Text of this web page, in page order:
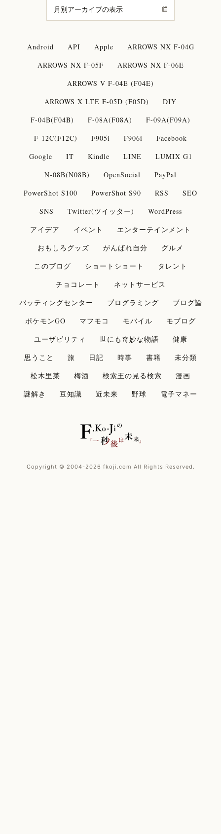
Android API Apple
ARROWS NX F-04G
ARROWS NX F-05F
ARROWS NX F-06E
ARROWS V F-04E (F04E)
ARROWS X LTE F-05D (F05D)
DIY
F-04B(F04B)
F-08A(F08A)
F-09A(F09A)
F-12C(F12C)
F905i F906i
Facebook
Google
IT Kindle LINE
LUMIX G1
N-08B(N08B)
OpenSocial
PayPal
PowerShot S100
PowerShot S90 RSS
SEO
SNS
Twitter(ツイッター)
WordPress
アイデア
イベント
エンターテインメント
おもしろグッズ
がんばれ自分
グルメ
このブログ
ショートショート
タレント
チョコレート
ネットサービス
バッティングセンター
プログラミング
ブログ論
ポケモンGO
マフモコ モバイル
モブログ
ユーザビリティ
世にも奇妙な物語
健康
思うこと
旅 日記 時事 書籍
未分類
松木里菜
梅酒 検索王の見る検索
漫画
謎解き
豆知識 近未来 野球 電子マネー
Copyright © 2004-2026 fkoji.com All Rights Reserved.